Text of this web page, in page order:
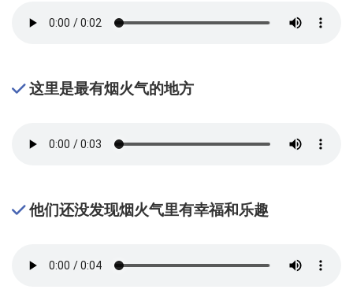
这里是最有烟火气的地方
他们还没发现烟火气里有幸福和乐趣